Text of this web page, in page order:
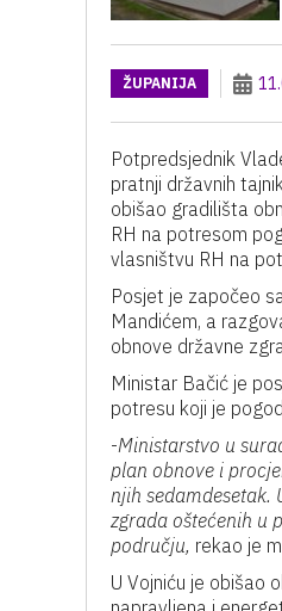
ŽUPANIJA
Potpredsjednik
pratnji državnih
obišao gradilišta
RH na potresom
vlasništvu RH na
Posjet je započeo
Mandićem, a
obnove državne
Ministar Bačić je
potresu koji je
-Ministarstvo u
plan obnove i
njih
zgrada oštećenih u
području, rekao je
U Vojniću je obišao